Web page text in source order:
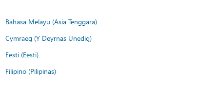
Bahasa Melayu (Asia Tenggara)
Cymraeg (Y Deyrnas Unedig)
Eesti (Eesti)
Filipino (Pilipinas)